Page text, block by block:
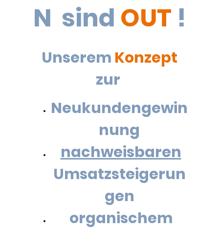
N sind OUT !
Unserem Konzept
zur
Neukundengewin
nung
nachweisbaren
Umsatzsteigerun
gen
organischem